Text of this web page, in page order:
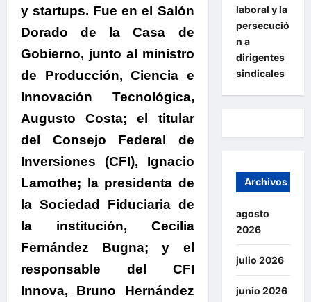
y startups. Fue en el Salón
Dorado de la Casa de
Gobierno, junto al ministro
de Producción, Ciencia e
Innovación Tecnológica,
Augusto Costa; el titular
del Consejo Federal de
Inversiones (CFI), Ignacio
Lamothe; la presidenta de
la Sociedad Fiduciaria de
la institución, Cecilia
Fernández Bugna; y el
responsable del CFI
Innova, Bruno Hernández
laboral y la
persecució
n a
dirigentes
sindicales
Archivos
agosto
2026
julio 2026
junio 2026